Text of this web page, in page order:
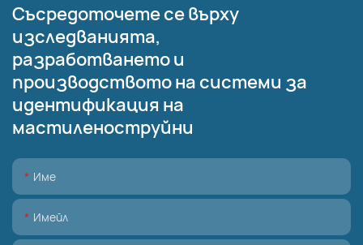
Съсредоточете се върху
изследванията,
разработването и
производството на системи за
идентификация на
мастиленоструйни
Име
Имейл